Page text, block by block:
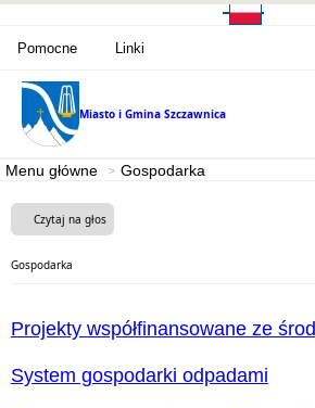
Pomocne Linki
Miasto i Gmina Szczawnica
Menu główne Gospodarka
Czytaj na głos
Gospodarka
Projekty współfinansowane ze
System gospodarki odpadami